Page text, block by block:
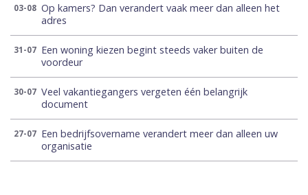
03-08 Op kamers? Dan verandert vaak meer dan alleen het
adres
31-07 Een woning kiezen begint steeds vaker buiten de
voordeur
30-07 Veel vakantiegangers vergeten één belangrijk
document
27-07 Een bedrijfsovername verandert meer dan alleen uw
organisatie